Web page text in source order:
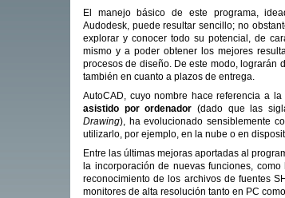
El manejo básico de este programa,
Audodesk, puede resultar sencillo; no
explorar y conocer todo su potencial, de
mismo y a poder obtener los mejores
procesos de diseño. De este modo, lograrán
también en cuanto a plazos de entrega.
AutoCAD, cuyo nombre hace referencia a
asistido por ordenador (dado que las
Drawing), ha evolucionado sensiblemente
utilizarlo, por ejemplo, en la nube o en
Entre las últimas mejoras aportadas al
la incorporación de nuevas funciones,
reconocimiento de los archivos de fuentes
monitores de alta resolución tanto en PC